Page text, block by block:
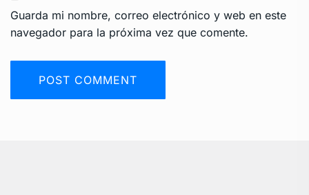
Guarda mi nombre, correo electrónico y web en este
navegador para la próxima vez que comente.